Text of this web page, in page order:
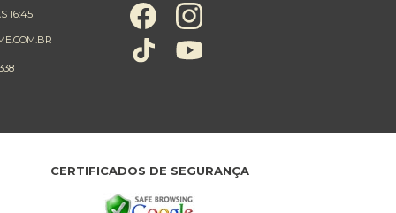
16:45
CERTIFICADOS DE SEGURANÇA